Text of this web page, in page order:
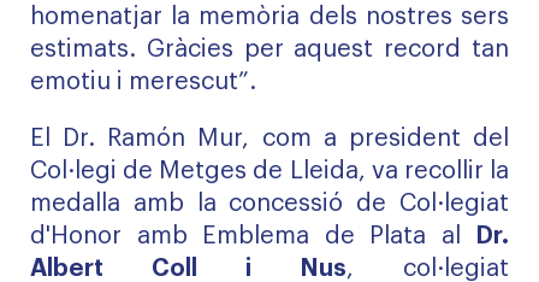
homenatjar la memòria dels nostres sers
estimats. Gràcies per aquest record tan
emotiu i merescut”.
El Dr. Ramón Mur, com a president del
Col·legi de Metges de Lleida, va recollir la
medalla amb la concessió de Col·legiat
d'Honor amb Emblema de Plata al
Dr.
Albert Coll i Nus, col·legiat